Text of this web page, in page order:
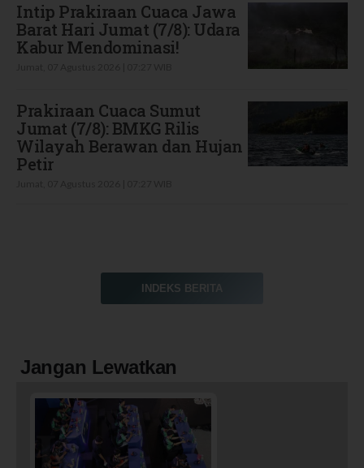
Intip Prakiraan Cuaca Jawa
Barat Hari Jumat (7/8): Udara
Kabur Mendominasi!
Prakiraan Cuaca Sumut
Jumat (7/8): BMKG Rilis
Wilayah Berawan dan Hujan
Petir
INDEKS BERITA
Jangan Lewatkan